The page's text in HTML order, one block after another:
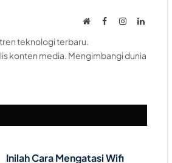
WebsiteFacebookInstagramLinkedIn
teknologi terbaru.
konten media. Mengimbangi dunia
Inilah Cara Mengatasi Wifi